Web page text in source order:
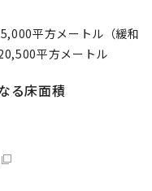
平方メートル（緩和
平方メートル
る床面積